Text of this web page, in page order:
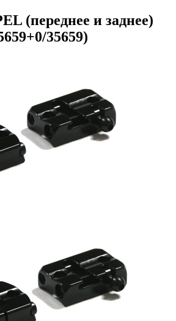
(переднее и заднее)
35659)